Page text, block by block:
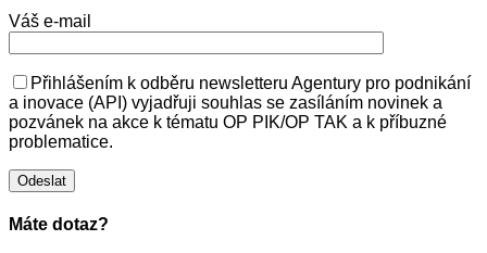
Váš e-mail
Přihlášením k odběru newsletteru Agentury pro podnikání
a inovace (API) vyjadřuji souhlas se zasíláním novinek a
pozvánek na akce k tématu OP PIK/OP TAK a k příbuzné
problematice.
Máte dotaz?